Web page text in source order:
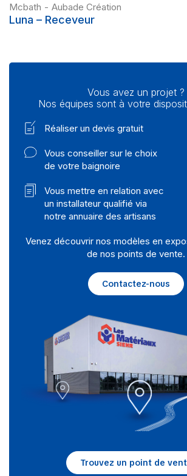
Mcbath - Aubade Création
Luna – Receveur
Vous avez un projet ?
Nos équipes sont à votre
Réaliser un devis gratuit
Vous conseiller sur le choix
de votre baignoire
Vous mettre en relation avec
un installateur qualifié via
notre annuaire des artisans
Venez découvrir nos modèles en
de nos points de vente.
Contactez-nous
Trouvez un point de